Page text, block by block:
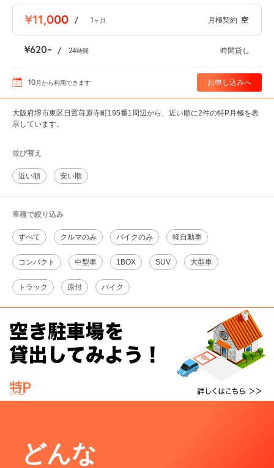
¥11,000 / 1ヶ月 月極契約 空
¥620 / 24時間 時間貸し
10月から利用できます お申し込みへ
大阪府堺市東区日置荘原寺町195番1周辺から、近い順に2件の特P月極を表
示しています。
並び替え
近い順 安い順
車種で絞り込み
すべて クルマのみ バイクのみ 軽自動車
コンパクト 中型車 1BOX SUV 大型車
トラック 原付 バイク
どんな